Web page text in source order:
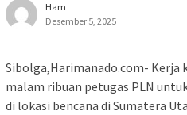
Ham
Desember 5, 2025
Sibolga,Harimanado.com- Kerja
malam ribuan petugas PLN
di lokasi bencana di Sumatera